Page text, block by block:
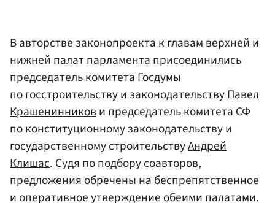
В авторстве законопроекта к главам верхней и
нижней палат парламента присоединились
председатель комитета Госдумы
по госстроительству и законодательствуПавел
Крашенинникови председатель комитета СФ
по конституционному законодательству и
государственному строительствуАндрей
Клишас. Судя по подбору соавторов,
предложения обречены на беспрепятственное
и оперативное утверждение обеими палатами.